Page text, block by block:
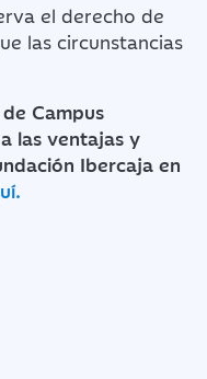
el derecho de
las circunstancias
Campus
las ventajas y
Ibercaja en